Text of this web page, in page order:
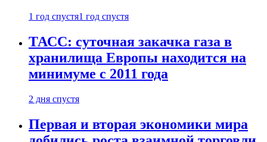
1 год спустя1 год спустя
ТАСС: суточная закачка газа в
хранилища Европы находится на
минимуме с 2011 года
2 дня спустя
Первая и вторая экономики мира